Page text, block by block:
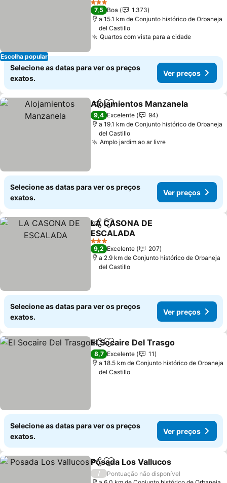
Escolha popular
3 Estrelas
7,5 Boa
1.373
a 15.1 km de Conjunto histórico de Orbaneja
del Castillo
Quartos com vista para a cidade
Selecione as datas para ver os preços
exatos.
Ver preços
PartilharAdicionar aos favoritos
Alojamientos Manzanela
9,4 Excelente
94
a 19.1 km de Conjunto histórico de Orbaneja
del Castillo
Amplo jardim ao ar livre
Selecione as datas para ver os preços
exatos.
Ver preços
PartilharAdicionar aos favoritos
LA CASONA DE
ESCALADA
3 Estrelas
9,2 Excelente
207
a 2.9 km de Conjunto histórico de Orbaneja
del Castillo
Selecione as datas para ver os preços
exatos.
Ver preços
PartilharAdicionar aos favoritos
El Socaire Del Trasgo
8,7 Excelente
11
a 18.5 km de Conjunto histórico de Orbaneja
del Castillo
Selecione as datas para ver os preços
exatos.
Ver preços
PartilharAdicionar aos favoritos
Posada Los Vallucos
/
Pontuação não disponível